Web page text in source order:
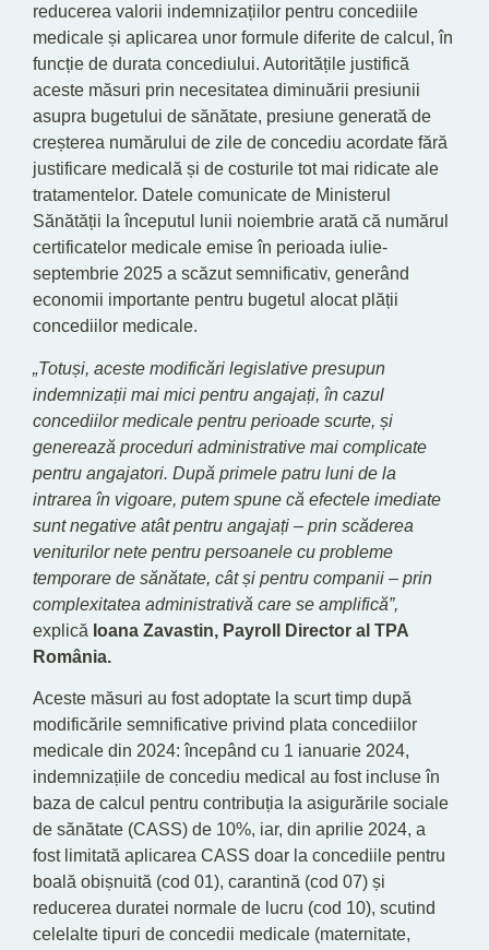
reducerea valorii indemnizațiilor pentru concediile
medicale și aplicarea unor formule diferite de calcul, în
funcție de durata concediului. Autoritățile justifică
aceste măsuri prin necesitatea diminuării presiunii
asupra bugetului de sănătate, presiune generată de
creșterea numărului de zile de concediu acordate fără
justificare medicală și de costurile tot mai ridicate ale
tratamentelor. Datele comunicate de Ministerul
Sănătății la începutul lunii noiembrie arată că numărul
certificatelor medicale emise în perioada iulie-
septembrie 2025 a scăzut semnificativ, generând
economii importante pentru bugetul alocat plății
concediilor medicale.
„Totuși, aceste modificări legislative presupun
indemnizații mai mici pentru angajați, în cazul
concediilor medicale pentru perioade scurte, și
generează proceduri administrative mai complicate
pentru angajatori. După primele patru luni de la
intrarea în vigoare, putem spune că efectele imediate
sunt negative atât pentru angajați – prin scăderea
veniturilor nete pentru persoanele cu probleme
temporare de sănătate, cât și pentru companii – prin
complexitatea administrativă care se amplifică”,
explică Ioana Zavastin, Payroll Director al TPA
România.
Aceste măsuri au fost adoptate la scurt timp după
modificările semnificative privind plata concediilor
medicale din 2024: începând cu 1 ianuarie 2024,
indemnizațiile de concediu medical au fost incluse în
baza de calcul pentru contribuția la asigurările sociale
de sănătate (CASS) de 10%, iar, din aprilie 2024, a
fost limitată aplicarea CASS doar la concediile pentru
boală obișnuită (cod 01), carantină (cod 07) și
reducerea duratei normale de lucru (cod 10), scutind
celelalte tipuri de concedii medicale (maternitate,